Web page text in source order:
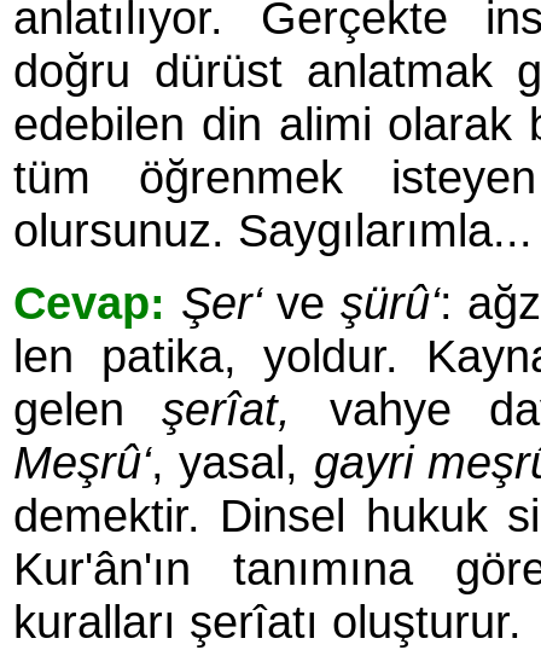
anlatılıyor. Gerçekte
doğru dürüst anlatmak
edebilen din alimi olarak
tüm öğrenmek
olursunuz. Saygılarımla...
Cevap: Şer‘ve şürû‘:
len patika, yoldur.
gelenşerîat,
vahye
Meşrû‘, yasal, gayri
demektir. Dinsel hukuk
Kur'ân'ın tanımına
kuralları şerîatı oluşturur.